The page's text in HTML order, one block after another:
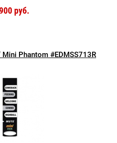
руб.
Mini Phantom #EDMSS713R